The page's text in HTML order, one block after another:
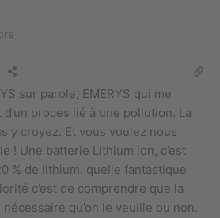
sur parole, EMERYS qui me
procès lié à une pollution. La
y croyez. Et vous voulez nous
! Une batterie Lithium ion, c’est
% de lithium. quelle fantastique
c’est de comprendre que la
qu’on le veuille ou non.